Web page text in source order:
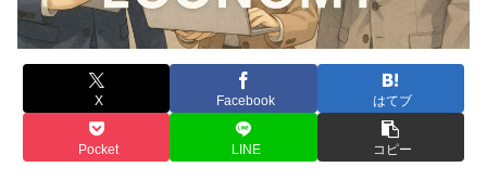
X Facebook はてブ
Pocket LINE コピー